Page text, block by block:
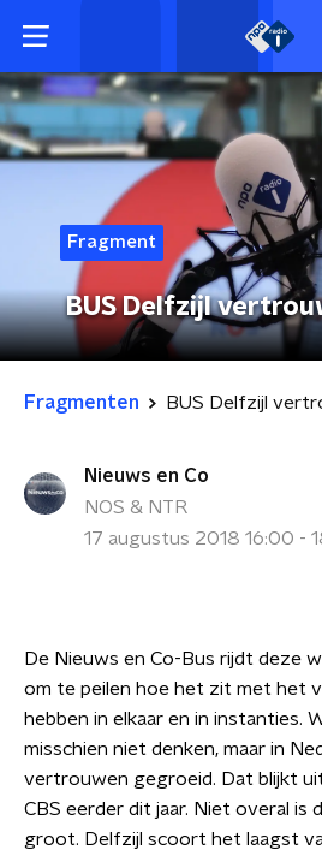
Fragment
BUS Delfzijl
Fragmenten BUS Delfzijl
Nieuws en Co
NOS & NTR
17 augustus 2018 16:00 -
De Nieuws en Co-Bus rijdt deze
om te peilen hoe het zit met het
hebben in elkaar en in instanties.
misschien niet denken, maar in
vertrouwen gegroeid. Dat blijkt
CBS eerder dit jaar. Niet overal is
groot. Delfzijl scoort het laagst